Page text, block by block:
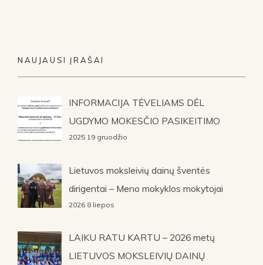
NAUJAUSI ĮRAŠAI
INFORMACIJA TĖVELIAMS DĖL
UGDYMO MOKESČIO PASIKEITIMO
2025 19 gruodžio
Lietuvos moksleivių dainų šventės
dirigentai – Meno mokyklos mokytojai
2026 8 liepos
LAIKU RATU KARTU – 2026 metų
LIETUVOS MOKSLEIVIŲ DAINŲ